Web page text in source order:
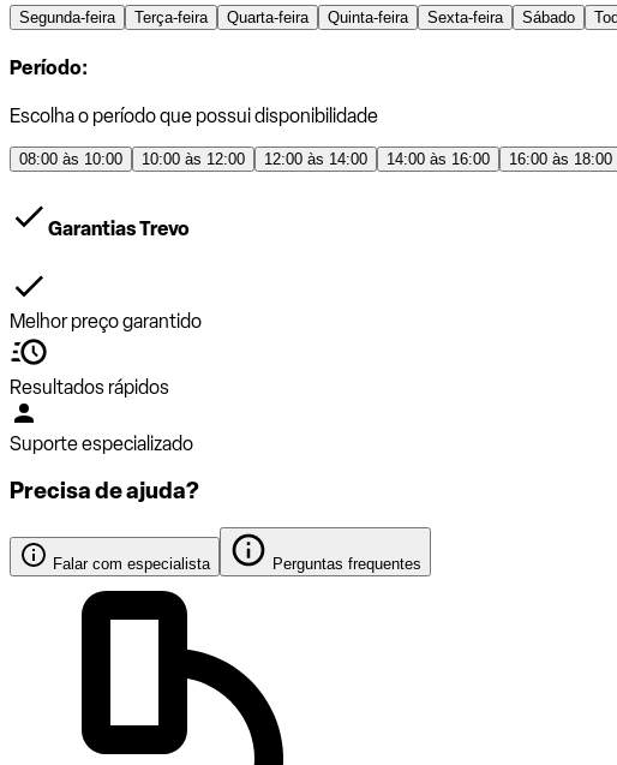
Segunda-feira Terça-feira Quarta-feira Quinta-feira Sexta-feira Sábado
Período:
Escolha o período que possui disponibilidade
08:00 às 10:00 10:00 às 12:00 12:00 às 14:00 14:00 às 16:00 16:00 às 18:00
Garantias Trevo
Melhor preço garantido
Resultados rápidos
Suporte especializado
Precisa de ajuda?
Falar com especialista Perguntas frequentes